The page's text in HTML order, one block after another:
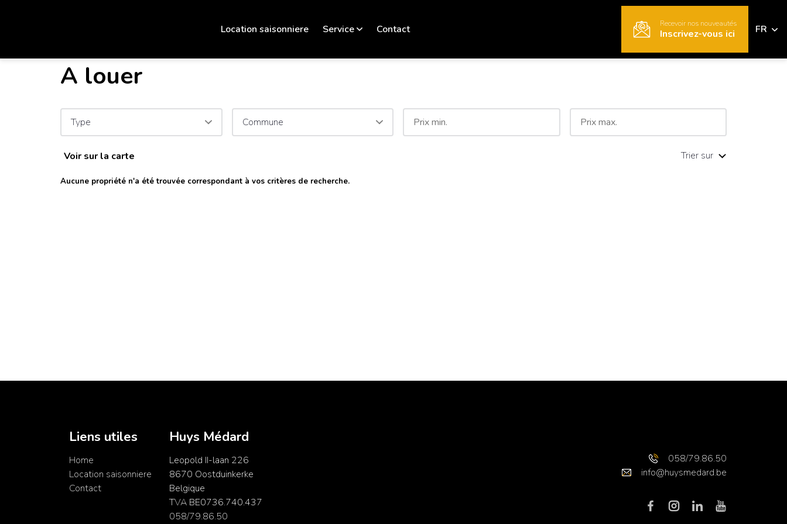
Location saisonniere Service Contact Recevoir nos nouveautés
Inscrivez-vous ici FR
A louer
Type Commune
Voir sur la carte Trier sur
Aucune propriété n'a été trouvée correspondant à vos critères de recherche.
Liens utiles
Home
Location saisonniere
Contact
Huys Médard
Leopold II-laan 226
8670 Oostduinkerke
Belgique
TVA BE0736.740.437
058/79.86.50
058/79.86.50
info@huysmedard.be